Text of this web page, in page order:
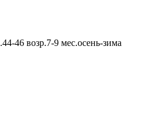
46 возр.7-9 мес.осень-зима